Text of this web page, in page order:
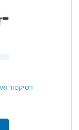
דסיקטור